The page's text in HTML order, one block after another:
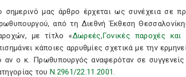
σημερινό μας άρθρο έρχεται ως συνέχεια σε
από τη Διεθνή Έκθεση
με τίτλο «Δωρεές,Γονικές παροχές και
κάποιες αρρυθμίες σχετικά με την
αν ο κ. Πρωθυπουργός αναφερόταν σε
τουΝ.2961/22.11.2001.